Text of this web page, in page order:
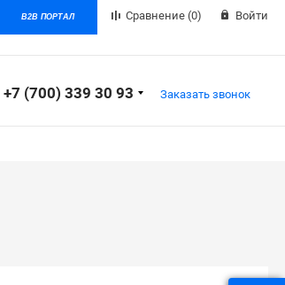
B2B ПОРТАЛ Сравнение (0) Войти
+7 (700) 339 30 93 Заказать звонок